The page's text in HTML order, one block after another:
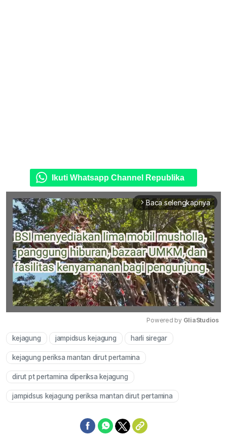
Ikuti Whatsapp Channel Republika
arrow_forward_ios Baca selengkapnya
Powered by GliaStudios
kejagung jampidsus kejagung harli siregar
kejagung periksa mantan dirut pertamina
dirut pt pertamina diperiksa kejagung
jampidsus kejagung periksa mantan dirut pertamina